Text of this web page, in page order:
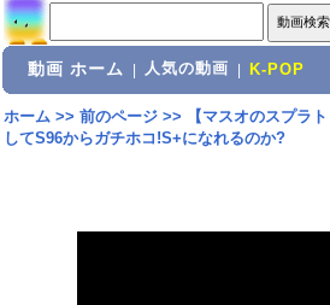
動画 ホーム 人気の動画 K-POP
ホーム>> 前のページ>>
【マスオのスプラ
してS96からガチホコ!S+になれるのか?